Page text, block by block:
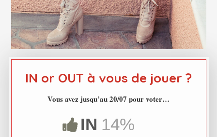
IN or OUT à vous de jouer ?
Vous avez jusqu’au 20/07 pour voter…
IN 14%